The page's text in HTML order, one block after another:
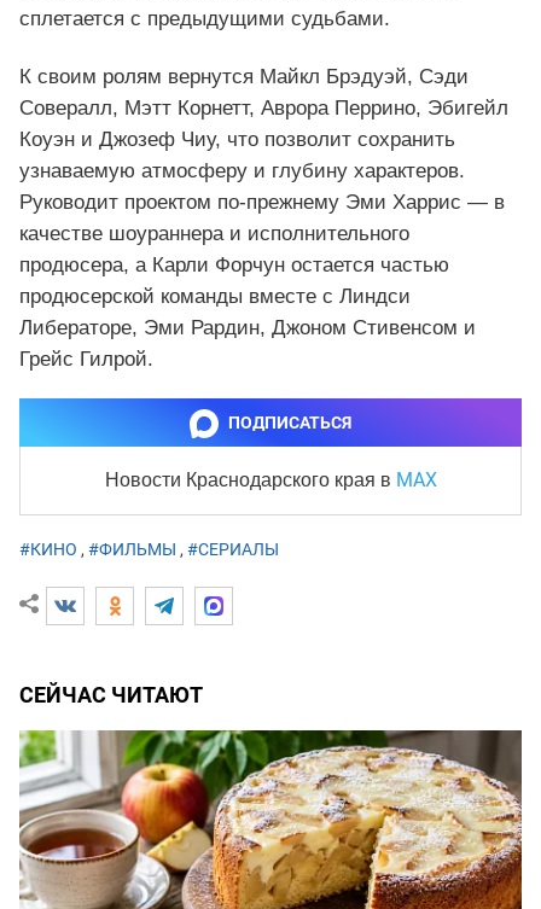
сплетается с предыдущими судьбами.
К своим ролям вернутся Майкл Брэдуэй, Сэди
Совералл, Мэтт Корнетт, Аврора Перрино, Эбигейл
Коуэн и Джозеф Чиу, что позволит сохранить
узнаваемую атмосферу и глубину характеров.
Руководит проектом по-прежнему Эми Харрис — в
качестве шоураннера и исполнительного
продюсера, а Карли Форчун остается частью
продюсерской команды вместе с Линдси
Либераторе, Эми Рардин, Джоном Стивенсом и
Грейс Гилрой.
ПОДПИСАТЬСЯ
Новости Краснодарского края в MAX
#КИНО , #ФИЛЬМЫ , #СЕРИАЛЫ
СЕЙЧАС ЧИТАЮТ